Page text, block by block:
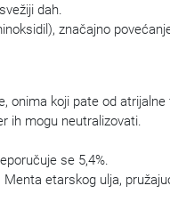
dah.
značajno
onima koji pate od
ih mogu neutralizovati.
se 5,4%.
etarskog ulja,